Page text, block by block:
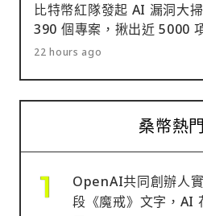
比特幣紅隊發起 AI 漏洞大
390 個專案，揪出近 5000
22 hours ago
桑幣熱
OpenAI共同創辦人
段《魔戒》文字，AI